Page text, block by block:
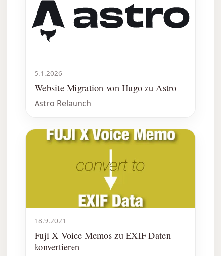
5.1.2026
Website Migration von Hugo zu Astro
Astro Relaunch
18.9.2021
Fuji X Voice Memos zu EXIF Daten
konvertieren